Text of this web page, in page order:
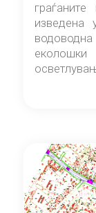
изведена